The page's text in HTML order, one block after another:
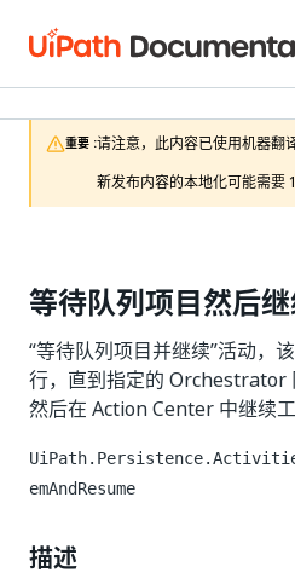
重要 :请注意，此内容已使用机器翻
新发布内容的本地化可能需要
等待队列项目然后
“等待队列项目并继续”活动，
行，直到指定的 Orchestrator
然后在 Action Center 中继续工
emAndResume
描述